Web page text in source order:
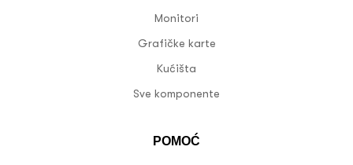
Monitori
Grafičke karte
Kućišta
Sve komponente
POMOĆ